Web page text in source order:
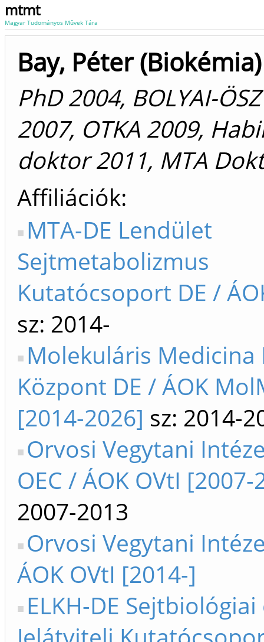
mtmt
Magyar Tudományos Művek Tára
Bay, Péter (Biokémia)
PhD 2004, BOLYAI-
2007, OTKA 2009,
doktor 2011, MTA
Affiliációk
MTA-DE Lendület
Sejtmetabolizmus
Kutatócsoport DE /
sz: 2014-
Molekuláris Medicina
Központ DE / ÁOK
[2014-2026] sz: 2014-
Orvosi Vegytani
OEC / ÁOK OVtI [2007-
2007-2013
Orvosi Vegytani
ÁOK OVtI [2014-]
ELKH-DE Sejtbiológiai